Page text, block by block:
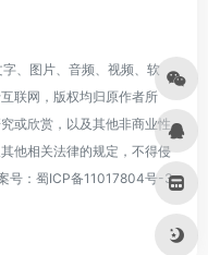
、图片、音频、视频、软
联网，版权均归原作者所
或欣赏，以及其他非商业性
他相关法律的规定，不得侵
号： 蜀ICP备11017804号-3